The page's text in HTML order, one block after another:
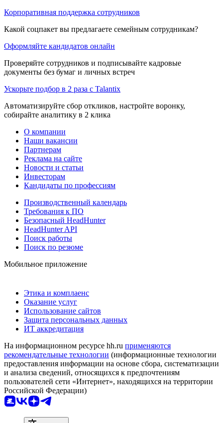
Корпоративная поддержка сотрудников
Какой соцпакет вы предлагаете семейным сотрудникам?
Оформляйте кандидатов онлайн
Проверяйте сотрудников и подписывайте кадровые
документы без бумаг и личных встреч
Ускорьте подбор в 2 раза с Talantix
Автоматизируйте сбор откликов, настройте воронку,
собирайте аналитику в 2 клика
О компании
Наши вакансии
Партнерам
Реклама на сайте
Новости и статьи
Инвесторам
Кандидаты по профессиям
Производственный календарь
Требования к ПО
Безопасный HeadHunter
HeadHunter API
Поиск работы
Поиск по резюме
Мобильное приложение
Этика и комплаенс
Оказание услуг
Использование сайтов
Защита персональных данных
ИТ аккредитация
На информационном ресурсе hh.ru применяются
рекомендательные технологии (информационные технологии
предоставления информации на основе сбора, систематизации
и анализа сведений, относящихся к предпочтениям
пользователей сети «Интернет», находящихся на территории
Российской Федерации)